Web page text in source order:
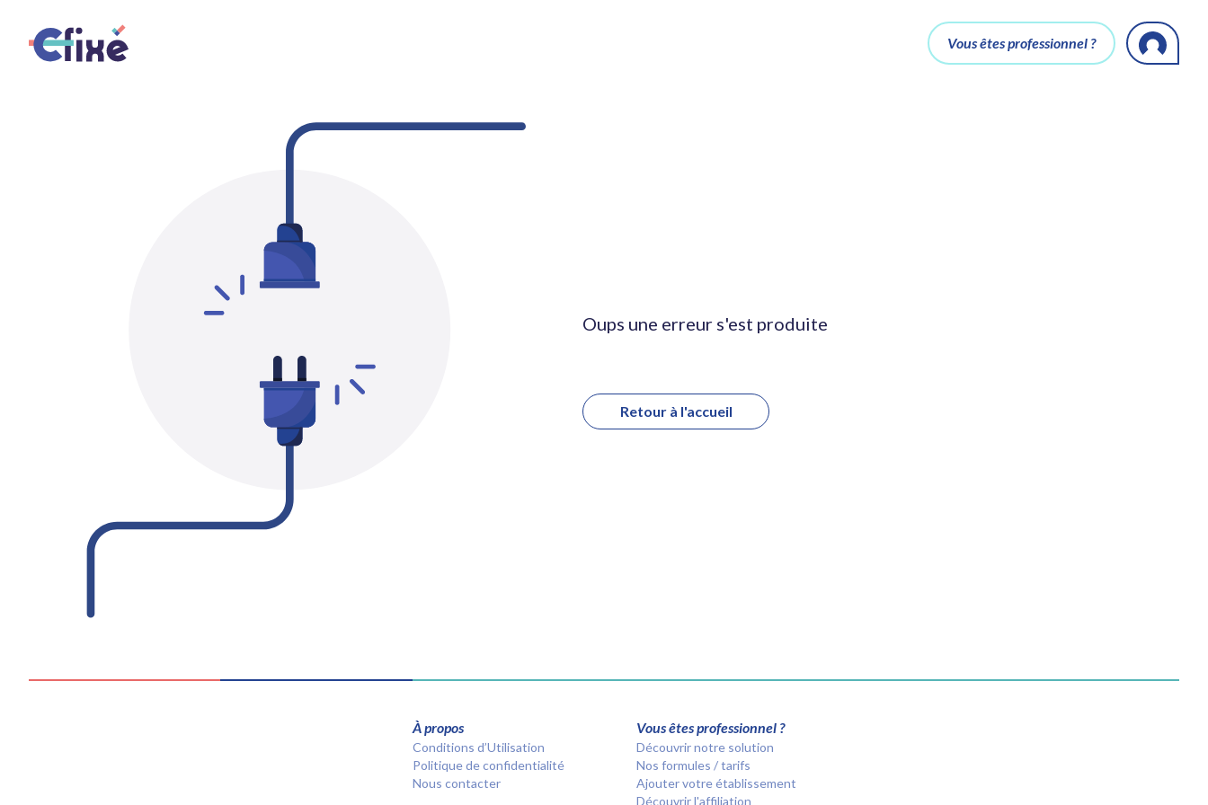
Vous êtes professionnel ?
Oups une erreur s'est produite
Retour à l'accueil
À propos
Conditions d’Utilisation
Politique de confidentialité
Nous contacter
Vous êtes professionnel ?
Découvrir notre solution
Nos formules / tarifs
Ajouter votre établissement
Découvrir l'affiliation